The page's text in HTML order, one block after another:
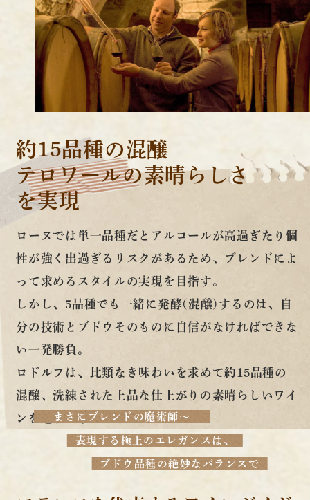
まさにブレンドの魔術師～
表現する極上のエレガンスは、
ブドウ品種の絶妙なバランスで
約15品種の混醸
テロワールの素晴らしさ
を実現
ローヌでは単一品種だとアルコールが高過ぎたり個
性が強く出過ぎるリスクがあるため、ブレンドによ
って求めるスタイルの実現を目指す。
しかし、5品種でも一緒に発酵(混醸)するのは、自
分の技術とブドウそのものに自信がなければできな
い一発勝負。
ロドルフは、比類なき味わいを求めて約15品種の
混醸、洗練された上品な仕上がりの素晴らしいワイ
ンを造り上げた。